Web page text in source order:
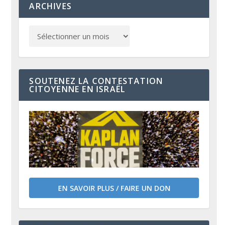
ARCHIVES
SOUTENEZ LA CONTESTATION
CITOYENNE EN ISRAËL
EN SAVOIR PLUS / FAIRE UN DON